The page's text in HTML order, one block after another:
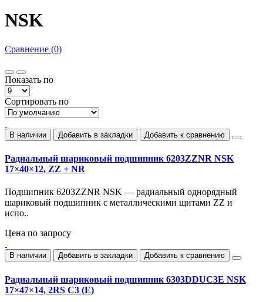
NSK
Сравнение (0)
Показать по
Сортировать по
В наличии Добавить в закладки Добавить к сравнению
Радиальный шариковый подшипник 6203ZZNR NSK
17×40×12, ZZ + NR
Подшипник 6203ZZNR NSK — радиальный однорядный
шариковый подшипник с металлическими щитами ZZ и
испо..
Цена по запросу
В наличии Добавить в закладки Добавить к сравнению
Радиальный шариковый подшипник 6303DDUC3E NSK
17×47×14, 2RS C3 (E)